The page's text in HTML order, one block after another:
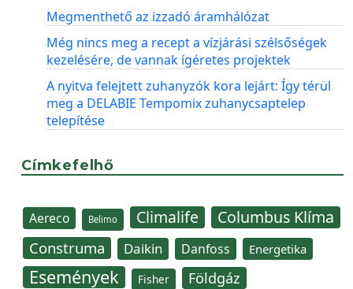
Megmenthető az izzadó áramhálózat
Még nincs meg a recept a vízjárási szélsőségek
kezelésére, de vannak ígéretes projektek
A nyitva felejtett zuhanyzók kora lejárt: Így térül
meg a DELABIE Tempomix zuhanycsaptelep
telepítése
Címkefelhő
Aereco Belimo Climalife Columbus Klíma
Construma Daikin Danfoss Energetika
Események Fisher Földgáz